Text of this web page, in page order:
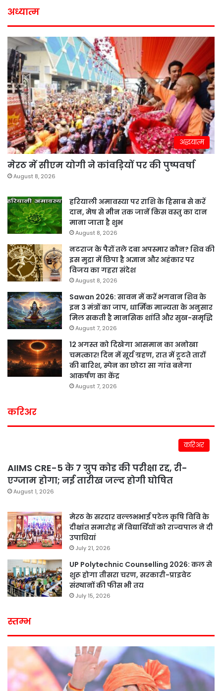
अध्यात्म
अद्धयात्म
मेरठ में सीएम योगी ने कांवड़ियों पर की पुष्पवर्षा
August 8, 2026
हरियाली अमावस्या पर राशि के हिसाब से करें
दान, मेष से मीन तक जानें किस वस्तु का दान
माना जाता है शुभ
August 8, 2026
नटराज के पैरों तले दबा अपस्मार कौन? शिव की
इस मुद्रा में छिपा है अज्ञान और अहंकार पर
विजय का गहरा संदेश
August 8, 2026
Sawan 2026: सावन में करें भगवान शिव के
इन 3 मंत्रों का जाप, धार्मिक मान्यता के अनुसार
मिल सकती है मानसिक शांति और सुख-समृद्धि
August 7, 2026
12 अगस्त को दिखेगा आसमान का अनोखा
चमत्कार! दिन में सूर्य ग्रहण, रात में टूटते तारों
की बारिश, स्पेन का छोटा सा गांव बनेगा
आकर्षण का केंद्र
August 7, 2026
करिअर
करिअर
AIIMS CRE-5 के 7 ग्रुप कोड की परीक्षा रद्द, री-
एग्जाम होगा; नई तारीख जल्द होगी घोषित
August 1, 2026
मेरठ के सरदार वल्लभभाई पटेल कृषि विवि के
दीक्षांत समारोह में विद्यार्थियों को राज्यपाल ने दी
उपाधियां
July 21, 2026
UP Polytechnic Counselling 2026: कल से
शुरू होगा तीसरा चरण, सरकारी-प्राइवेट
संस्थानों की फीस भी तय
July 15, 2026
स्तम्भ